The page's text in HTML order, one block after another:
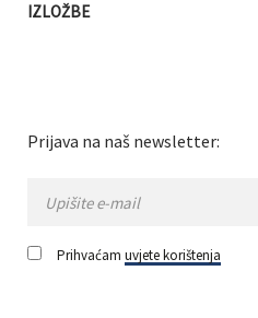
IZLOŽBE
Prijava na naš newsletter:
Prihvaćam uvjete korištenja